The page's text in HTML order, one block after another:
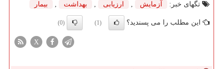
تگهای خبر:
آزمایش , ارزیابی , بهداشت , بیمار
این مطلب را می پسندید؟ (1)
(0)
X